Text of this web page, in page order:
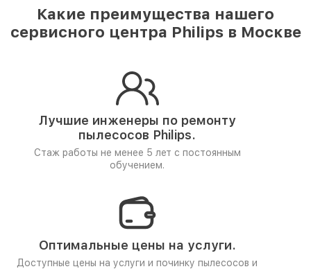
Какие преимущества нашего
сервисного центра Philips в Москве
Лучшие инженеры по ремонту
пылесосов Philips.
Стаж работы не менее 5 лет с постоянным
обучением.
Оптимальные цены на услуги.
Доступные цены на услуги и починку пылесосов и